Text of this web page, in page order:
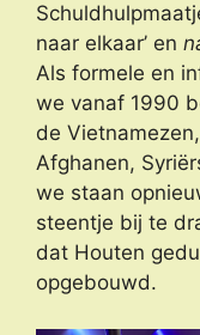
naar elkaar’ en
Als formele en
we vanaf 1990
de
Afghanen,
we staan
steentje bij te
dat Houten
opgebouwd.